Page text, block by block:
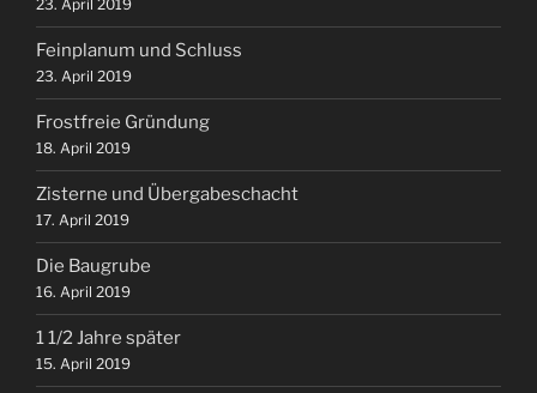
23. April 2019
Feinplanum und Schluss
23. April 2019
Frostfreie Gründung
18. April 2019
Zisterne und Übergabeschacht
17. April 2019
Die Baugrube
16. April 2019
1 1/2 Jahre später
15. April 2019